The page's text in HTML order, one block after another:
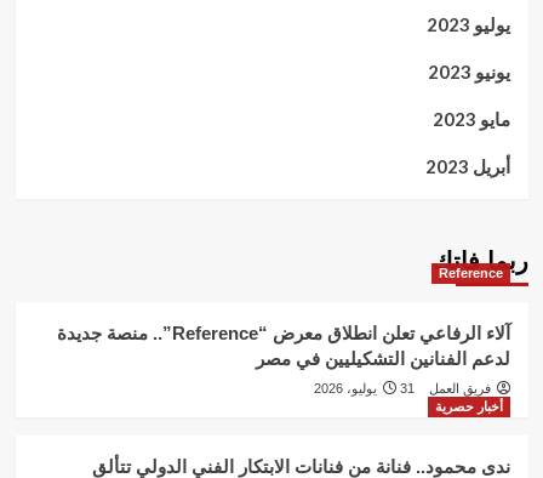
يوليو 2023
يونيو 2023
مايو 2023
أبريل 2023
ربما فاتك
Reference
آلاء الرفاعي تعلن انطلاق معرض “Reference”.. منصة جديدة
لدعم الفنانين التشكيليين في مصر
فريق العمل
31 يوليو، 2026
أخبار حصرية
ندى محمود.. فنانة من فنانات الابتكار الفني الدولي تتألق